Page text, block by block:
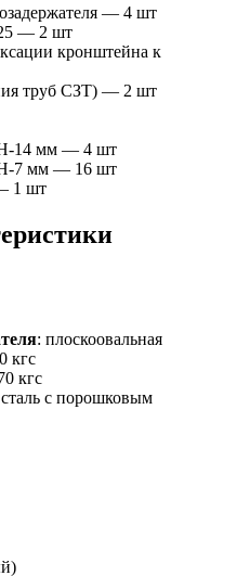
— 4 шт
— 2 шт
кронштейна к
труб СЗТ) — 2 шт
Н-14 мм — 4 шт
Н-7 мм — 16 шт
1 шт
: плоскоовальная
кгс
кгс
с порошковым